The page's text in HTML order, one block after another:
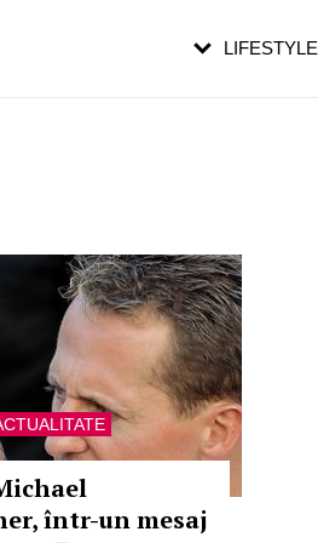
într-un mesaj
LIFESTYLE
pe măsură ce înaintezi în vârstă